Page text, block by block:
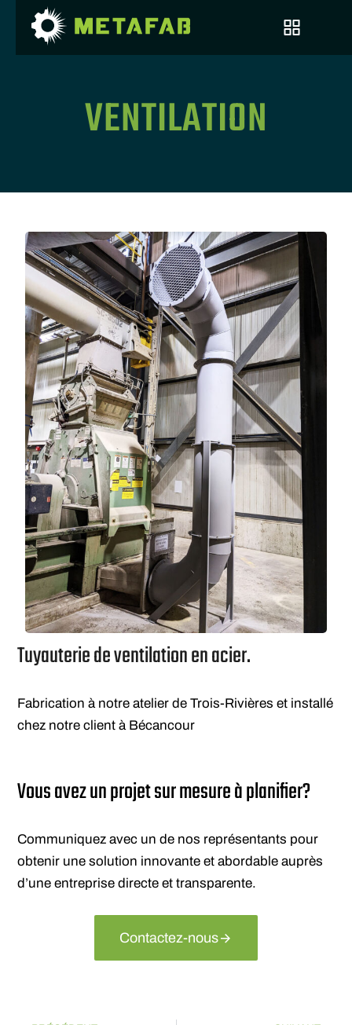
VENTILATION
Tuyauterie de ventilation en acier.
Fabrication à notre atelier de Trois-Rivières et installé
chez notre client à Bécancour
Vous avez un projet sur mesure à planifier?
Communiquez avec un de nos représentants pour
obtenir une solution innovante et abordable auprès
d’une entreprise directe et transparente.
Contactez-nous